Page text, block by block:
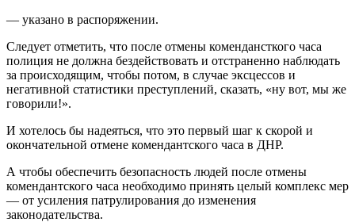
— указано в распоряжении.
Следует отметить, что после отмены комендансткого часа
полиция не должна бездействовать и отстраненно наблюдать
за происходящим, чтобы потом, в случае эксцессов и
негативной статистики преступлений, сказать, «ну вот, мы же
говорили!».
И хотелось бы надеяться, что это первый шаг к скорой и
окончательной отмене комендантского часа в ДНР.
А чтобы обеспечить безопасность людей после отмены
комендантского часа необходимо принять целый комплекс мер
— от усиления патрулирования до изменения
законодательства.